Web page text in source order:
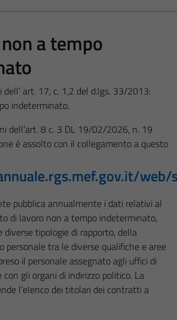
a tempo
dell’ art. 17, c. 1,2 del d.lgs. 33/2013:
indeterminato.
dell’art. 8 c. 3 DL 19/02/2026, n. 19
é assolto con il collegamento a questo
pubblica annualmente i dati relativi al
di lavoro non a tempo indeterminato,
diverse tipologie di rapporto, della
personale tra le diverse qualifiche e aree
il personale assegnato agli uffici di
gli organi di indirizzo politico. La
l’elenco dei titolari dei contratti a